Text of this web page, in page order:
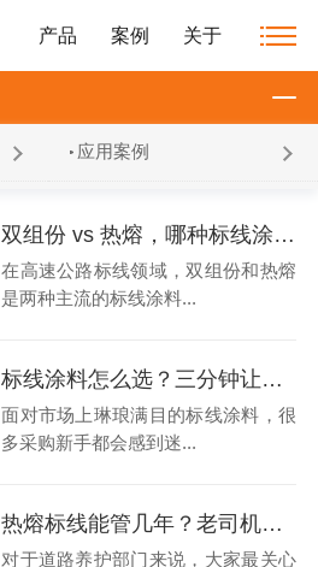
产品 案例 关于
应用案例
双组份 vs 热熔，哪种标线涂料才是高速公路的“真命天子”？
在高速公路标线领域，双组份和热熔
是两种主流的标线涂料...
标线涂料怎么选？三分钟让你从小白变专家
面对市场上琳琅满目的标线涂料，很
多采购新手都会感到迷...
热熔标线能管几年？老司机告诉你真相
对于道路养护部门来说，大家最关心